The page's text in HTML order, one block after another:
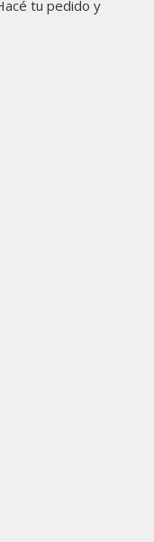
tu pedido y